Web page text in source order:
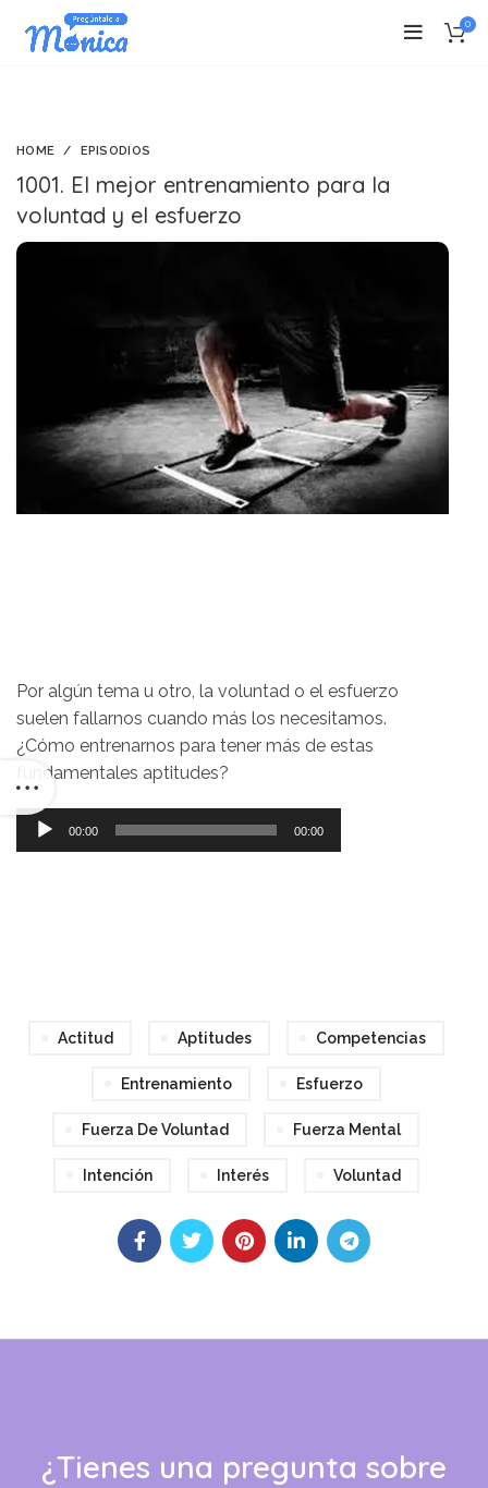
0
HOME EPISODIOS
1001. El mejor entrenamiento para la
voluntad y el esfuerzo
Por algún tema u otro, la voluntad o el esfuerzo
suelen fallarnos cuando más los necesitamos.
¿Cómo entrenarnos para tener más de estas
fundamentales aptitudes?
Reproductor
de
00:00 00:00
Actitud Aptitudes Competencias
Entrenamiento Esfuerzo
Fuerza De Voluntad Fuerza Mental
Intención Interés Voluntad
¿Tienes una pregunta sobre